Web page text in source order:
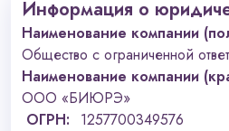
Информация о
Наименование компании
Общество с ограниченной
Наименование компании
ООО «БИЮРЭ»
ОГРН:
1257700349576